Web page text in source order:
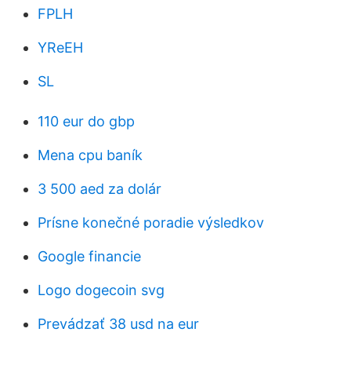
FPLH
YReEH
SL
110 eur do gbp
Mena cpu baník
3 500 aed za dolár
Prísne konečné poradie výsledkov
Google financie
Logo dogecoin svg
Prevádzať 38 usd na eur